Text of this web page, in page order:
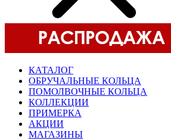
КАТАЛОГ
ОБРУЧАЛЬНЫЕ КОЛЬЦА
ПОМОЛВОЧНЫЕ КОЛЬЦА
КОЛЛЕКЦИИ
ПРИМЕРКА
АКЦИИ
МАГАЗИНЫ